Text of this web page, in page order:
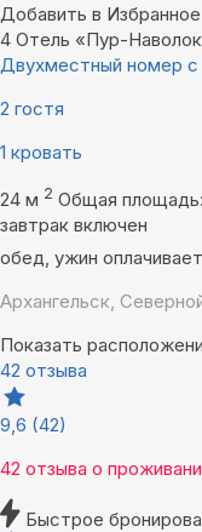
Добавить в Избранное
4 Отель «Пур-
Двухместный номер с
2 гостя
1 кровать
24 м 2 Общая
завтрак включен
обед, ужин
Архангельск,
Показать
42 отзыва
9,6 (42)
42 отзыва о
Быстрое